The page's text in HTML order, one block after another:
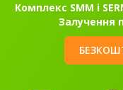
Розкрутка сайту